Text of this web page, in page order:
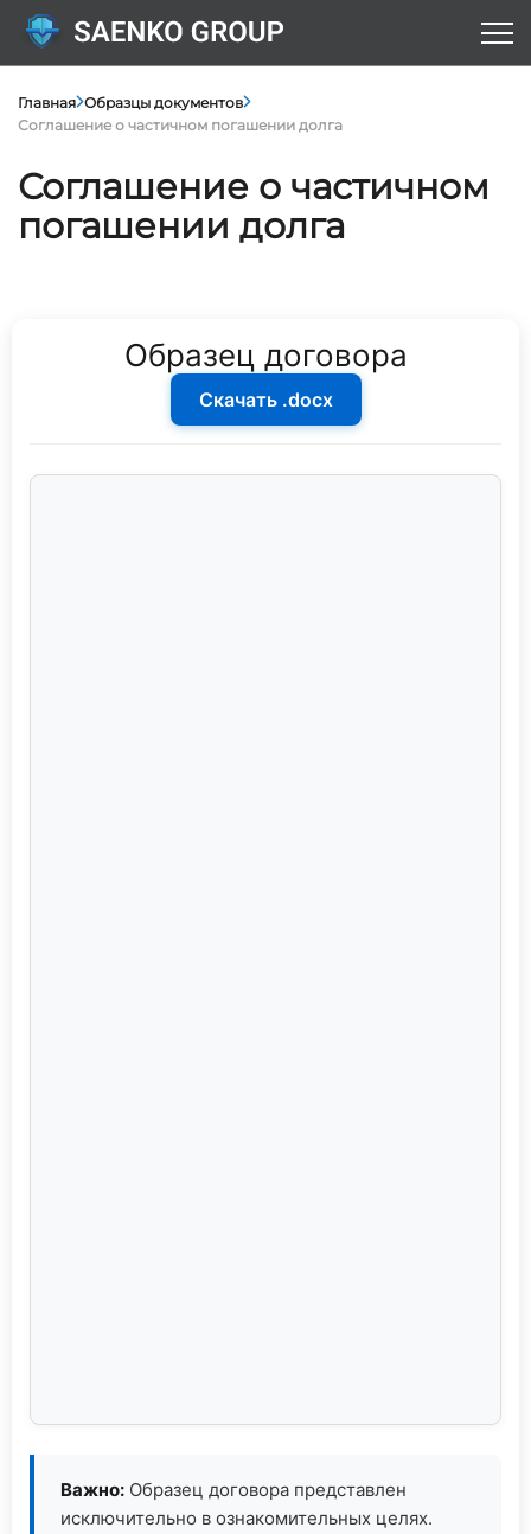
Главная Образцы документов
Соглашение о частичном погашении долга
Соглашение о частичном
погашении долга
Образец договора
Скачать .docx
Важно: Образец договора представлен
исключительно в ознакомительных целях.